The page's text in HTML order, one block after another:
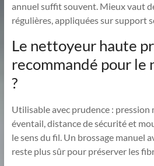
annuel suffit souvent. Mieux vaut
régulières, appliquées sur support
Le nettoyeur haute
recommandé pour le
?
Utilisable avec prudence : pression
éventail, distance de sécurité et
le sens du fil. Un brossage manuel
reste plus sûr pour préserver les